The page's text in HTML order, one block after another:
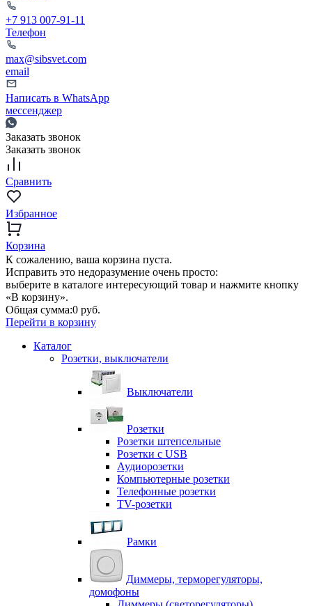
+7 913 007-91-11
Телефон
max@sibsvet.com
email
Написать в WhatsApp
мессенджер
Заказать звонок
Заказать звонок
Сравнить
Избранное
Корзина
К сожалению, ваша корзина пуста.
Исправить это недоразумение очень просто:
выберите в каталоге интересующий товар и нажмите кнопку
«В корзину».
Общая сумма:0 руб.
Перейти в корзину
Каталог
Розетки, выключатели
Выключатели
Розетки
Розетки штепсельные
Розетки с USB
Аудиорозетки
Компьютерные розетки
Телефонные розетки
TV-розетки
Рамки
Диммеры, терморегуляторы,
домофоны